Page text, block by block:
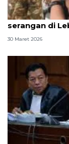
Kemhan
serangan di
30 Maret 2026